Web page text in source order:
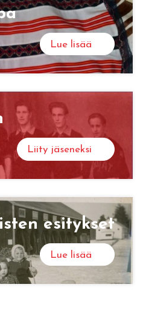
Lue lisää
Liity jäseneksi
esi­tyk­set
Lue lisää